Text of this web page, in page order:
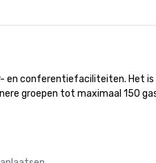
en conferentiefaciliteiten. Het is
groepen tot maximaal 150